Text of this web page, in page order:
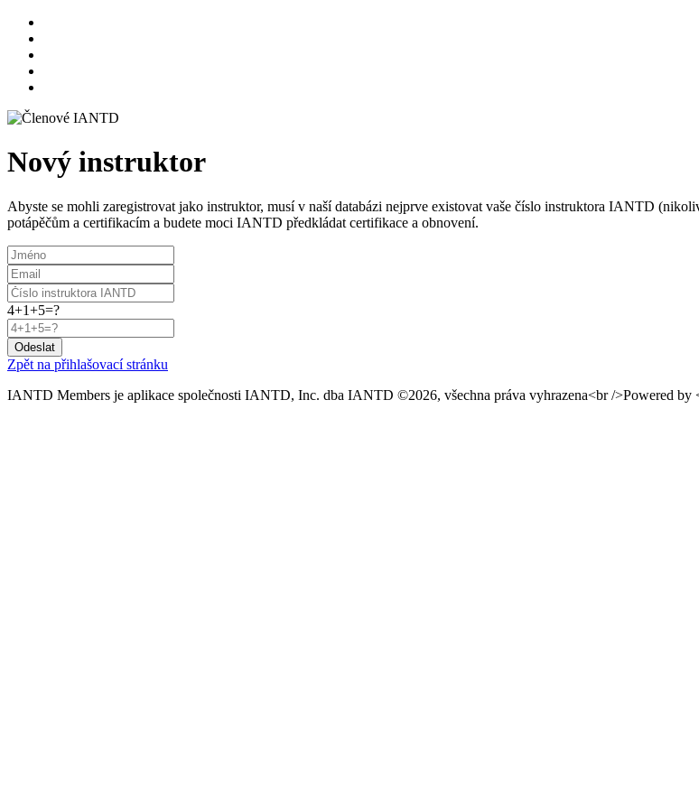
Nový instruktor
Abyste se mohli zaregistrovat jako instruktor, musí v naší databázi nejprve existovat vaše číslo instruktora IANTD
potápěčům a certifikacím a budete moci IANTD předkládat certifikace a obnovení.
4+1+5=?
Odeslat
Zpět na přihlašovací stránku
IANTD Members je aplikace společnosti IANTD, Inc. dba IANTD ©2026, všechna práva vyhrazena<br />Powered